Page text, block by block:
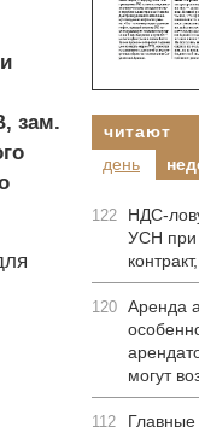
зам.
читают
день
122
НДС-
УСН при
120 Аренда
могут
112